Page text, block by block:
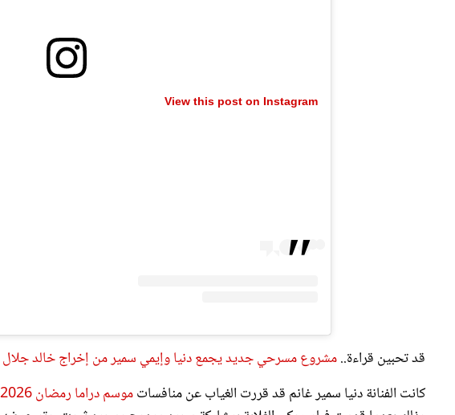
View this post on Instagram
قد تحبين قراءة.. مشروع مسرحي جديد يجمع دنيا وإيمي سمير من إخراج خالد جلال
كانت الفنانة دنيا سمير غانم قد قررت الغياب عن منافساتموسم دراما رمضان 2026